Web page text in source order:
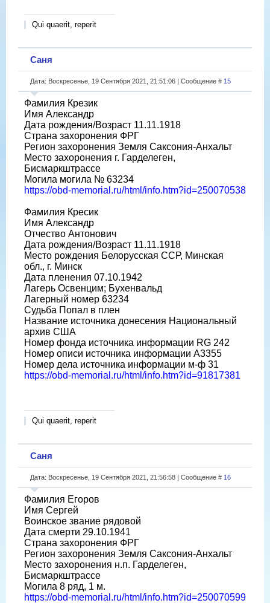
Qui quaerit, reperit
Саня
Дата: Воскресенье, 19 Сентября 2021, 21:51:06 | Сообщение # 15
Фамилия Крезик
Имя Александр
Дата рождения/Возраст 11.11.1918
Страна захоронения ФРГ
Регион захоронения Земля Саксония-Анхальт
Место захоронения г. Гарделеген,
Бисмаркштрассе
Могила могила № 63234
https://obd-memorial.ru/html/info.htm?id=250070538
Фамилия Кресик
Имя Александр
Отчество Антонович
Дата рождения/Возраст 11.11.1918
Место рождения Белорусская ССР, Минская
обл., г. Минск
Дата пленения 07.10.1942
Лагерь Освенцим; Бухенвальд
Лагерный номер 63234
Судьба Попал в плен
Название источника донесения Национальный
архив США
Номер фонда источника информации RG 242
Номер описи источника информации A3355
Номер дела источника информации м-ф 31
https://obd-memorial.ru/html/info.htm?id=91817381
Qui quaerit, reperit
Саня
Дата: Воскресенье, 19 Сентября 2021, 21:56:58 | Сообщение # 16
Фамилия Егоров
Имя Сергей
Воинское звание рядовой
Дата смерти 29.10.1941
Страна захоронения ФРГ
Регион захоронения Земля Саксония-Анхальт
Место захоронения н.п. Гарделеген,
Бисмаркштрассе
Могила 8 ряд, 1 м.
https://obd-memorial.ru/html/info.htm?id=250070599